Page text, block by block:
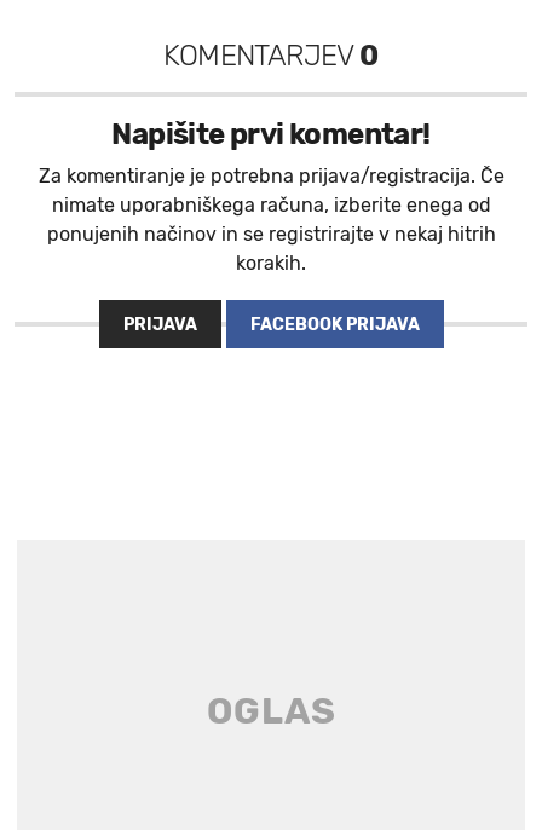
KOMENTARJEV0
Napišite prvi komentar!
Za komentiranje je potrebna prijava/registracija. Če
nimate uporabniškega računa, izberite enega od
ponujenih načinov in se registrirajte v nekaj hitrih
korakih.
PRIJAVA FACEBOOK PRIJAVA